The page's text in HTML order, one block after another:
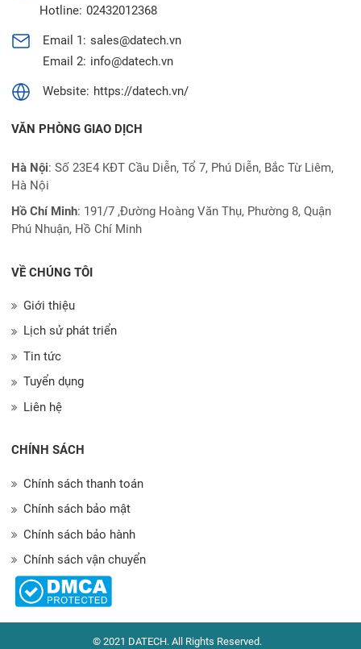
Hotline: 02432012368
Email 1: sales@datech.vn
Email 2: info@datech.vn
Website: https://datech.vn/
VĂN PHÒNG GIAO DỊCH
Hà Nội: Số 23E4 KĐT Cầu Diễn, Tổ 7, Phú Diễn, Bắc Từ Liêm,
Hà Nội
Hồ Chí Minh: 191/7 ,Đường Hoàng Văn Thụ, Phường 8, Quận
Phú Nhuận, Hồ Chí Minh
VỀ CHÚNG TÔI
Giới thiệu
Lịch sử phát triển
Tin tức
Tuyển dụng
Liên hệ
CHÍNH SÁCH
Chính sách thanh toán
Chính sách bảo mật
Chính sách bảo hành
Chính sách vận chuyển
© 2021 DATECH. All Rights Reserved.